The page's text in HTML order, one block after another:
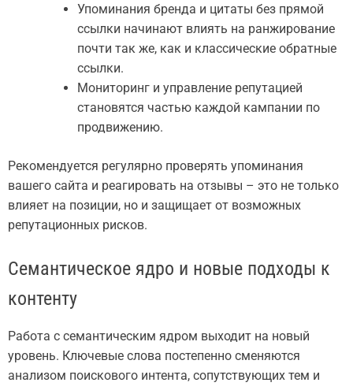
Упоминания бренда и цитаты без прямой
ссылки начинают влиять на ранжирование
почти так же, как и классические обратные
ссылки.
Мониторинг и управление репутацией
становятся частью каждой кампании по
продвижению.
Рекомендуется регулярно проверять упоминания
вашего сайта и реагировать на отзывы – это не только
влияет на позиции, но и защищает от возможных
репутационных рисков.
Семантическое ядро и новые подходы к
контенту
Работа с семантическим ядром выходит на новый
уровень. Ключевые слова постепенно сменяются
анализом поискового интента, сопутствующих тем и